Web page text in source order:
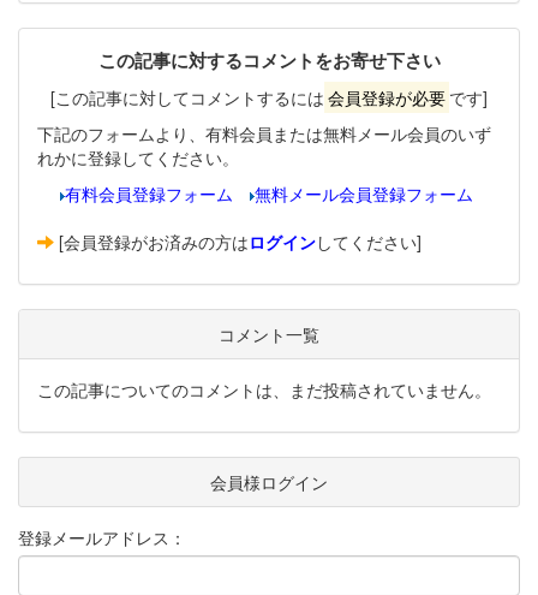
この記事に対するコメントをお寄せ下さい
[この記事に対してコメントするには 会員登録が必要 です]
下記のフォームより、有料会員または無料メール会員のいず
れかに登録してください。
有料会員登録フォーム
無料メール会員登録フォーム
[会員登録がお済みの方はログインしてください]
コメント一覧
この記事についてのコメントは、まだ投稿されていません。
会員様ログイン
登録メールアドレス：